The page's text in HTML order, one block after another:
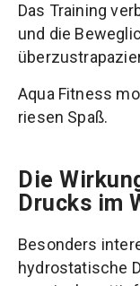
Das Training
und die
Aqua Fitness
riesen Spaß.
Die
Drucks im
Besonders
hydrostatische